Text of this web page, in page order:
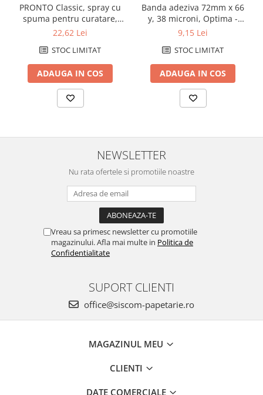
Plicuri
Registre si repertoare
Role hartie pentru fax si case de
Role hartie pentru plotter
Markere pe baza de apa
Markere pe baza de vopsea
Markere pentru CD/DVD
Markere pentru desen tehnic
Markere pentru tabla
Markere pentru textile
PRONTO Classic, spray cu
spuma pentru curatare,
stralucire si intretinere
suprafete (33590)
22,62 Lei
STOC LIMITAT
ADAUGA IN COS
Banda adeziva 72mm x 66
y, 38 microni, Optima -
maro
9,15 Lei
STOC LIMITAT
ADAUGA IN COS
NEWSLETTER
Nu rata ofertele si promotiile noastre
Vreau sa primesc newsletter cu promotiile
magazinului. Afla mai multe in Politica de
Confidentialitate
SUPORT CLIENTI
office@siscom-papetarie.ro
MAGAZINUL MEU
CLIENTI
DATE COMERCIALE